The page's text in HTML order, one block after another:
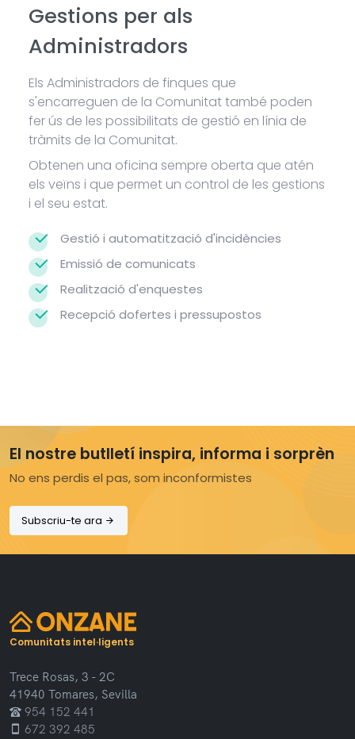
Gestions per als
Administradors
Els Administradors de finques que
s'encarreguen de la Comunitat també poden
fer ús de les possibilitats de gestió en línia de
tràmits de la Comunitat.
Obtenen una oficina sempre oberta que atén
els veïns i que permet un control de les gestions
i el seu estat.
Gestió i automatització d'incidències
Emissió de comunicats
Realització d'enquestes
Recepció dofertes i pressupostos
El nostre butlletí inspira, informa i sorprèn
No ens perdis el pas, som inconformistes
Subscriu-te ara
Comunitats intel·ligents
Trece Rosas, 3 - 2C
41940 Tomares, Sevilla
954 152 441
672 392 485